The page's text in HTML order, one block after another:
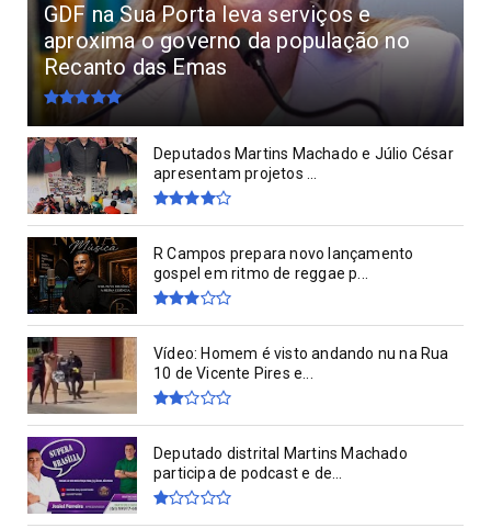
GDF na Sua Porta leva serviços e
aproxima o governo da população no
Recanto das Emas
Deputados Martins Machado e Júlio César
apresentam projetos ...
R Campos prepara novo lançamento
gospel em ritmo de reggae p...
Vídeo: Homem é visto andando nu na Rua
10 de Vicente Pires e...
Deputado distrital Martins Machado
participa de podcast e de...